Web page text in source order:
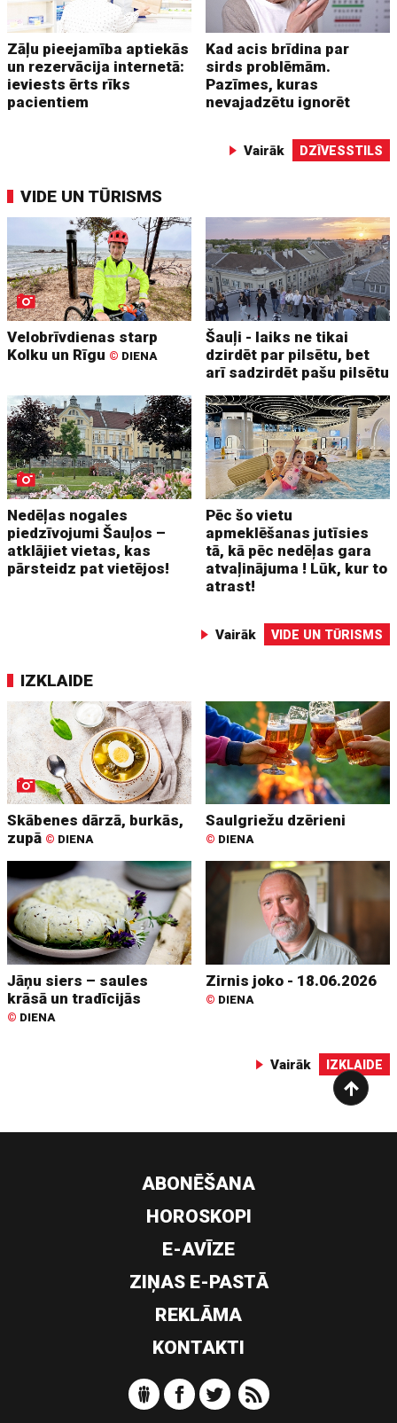
Zāļu pieejamība aptiekās
un rezervācija internetā:
ieviests ērts rīks
pacientiem
Kad acis brīdina par
sirds problēmām.
Pazīmes, kuras
nevajadzētu ignorēt
Vairāk DZĪVESSTILS
VIDE UN TŪRISMS
Velobrīvdienas starp
Kolku un Rīgu © DIENA
Šauļi - laiks ne tikai
dzirdēt par pilsētu, bet
arī sadzirdēt pašu pilsētu
Nedēļas nogales
piedzīvojumi Šauļos –
atklājiet vietas, kas
pārsteidz pat vietējos!
Pēc šo vietu
apmeklēšanas jutīsies
tā, kā pēc nedēļas gara
atvaļinājuma ! Lūk, kur to
atrast!
Vairāk VIDE UN TŪRISMS
IZKLAIDE
Skābenes dārzā, burkās,
zupā © DIENA
Saulgriežu dzērieni
© DIENA
Jāņu siers – saules
krāsā un tradīcijās
© DIENA
Zirnis joko - 18.06.2026
© DIENA
Vairāk IZKLAIDE
ABONĒŠANA
HOROSKOPI
E-AVĪZE
ZIŅAS E-PASTĀ
REKLĀMA
KONTAKTI